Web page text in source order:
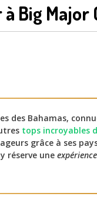
Big Major
des Bahamas,
tops incroyables
grâce à ses
réserve une